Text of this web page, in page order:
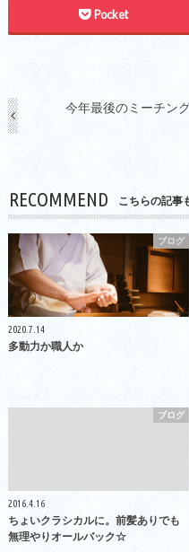
Pocket
今年最後のミーチン
RECOMMEND こちらの記事
ブログ
2020.7.14
多動力か職人か
ブログ
2016.4.16
ちょいクラシカルに。前髪ありでも
無理やりオールバック☆